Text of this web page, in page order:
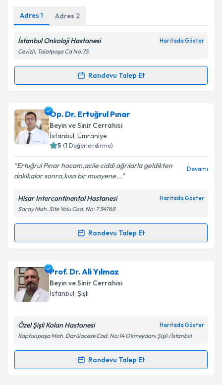
Adres 1 Adres 2
İstanbul Onkoloji Hastanesi Haritada Göster
Cevizli, Talatpaşa Cd No:75
Randevu Talep Et
Randevu Takvimi Talebi
Prof. Dr. Zafer Orkun Toktaş
talebi oluşturun. Size bu uzmandan randevu almanız
için bir takvim hazırlandığında e-posta ile
bilgilendireceğiz.
E-posta Adresiniz
Kişisel verilerimin işlenmesine ilişkin
Metni'ni okudum ve kişisel verilerimin belirtilen
kapsamda işlenmesini kabul ediyorum.
Op. Dr. Ertuğrul Pınar
Beyin ve Sinir Cerrahisi
İstanbul, Ümraniye
5 (1 Değerlendirme)
Ertuğrul Pınar hocam,acile ciddi ağrılarla geldikten
dakikalar sonra,kısa bir muayene...
Devamı
Hisar Intercontinental Hastanesi Haritada Göster
Saray Mah. Site Yolu Cad. No: 7 34768
Randevu Talep Et
Randevu Takvimi Talebi
Op. Dr. Ertuğrul Pınariçin randevu takvimi talebi
oluşturun. Size bu uzmandan randevu almanız için bir
takvim hazırlandığında e-posta ile bilgilendireceğiz.
Kişisel verilerimin işlenmesine ilişkin
Metni'ni okudum ve kişisel verilerimin belirtilen
Prof. Dr. Ali Yılmaz
Beyin ve Sinir Cerrahisi
İstanbul, Şişli
Özel Şişli Kolan Hastanesi Haritada Göster
Kaptanpaşa Mah. Darülaceze Cad. No:14 Okmeydanı Şişli /İstanbul
Randevu Talep Et
Randevu Takvimi Talebi